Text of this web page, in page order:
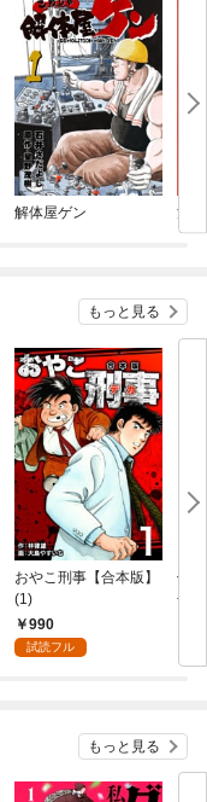
解体屋ゲン 深
もっと見る
おやこ刑事【合本版】
(1)
990
試読フル
俺
冊
もっと見る